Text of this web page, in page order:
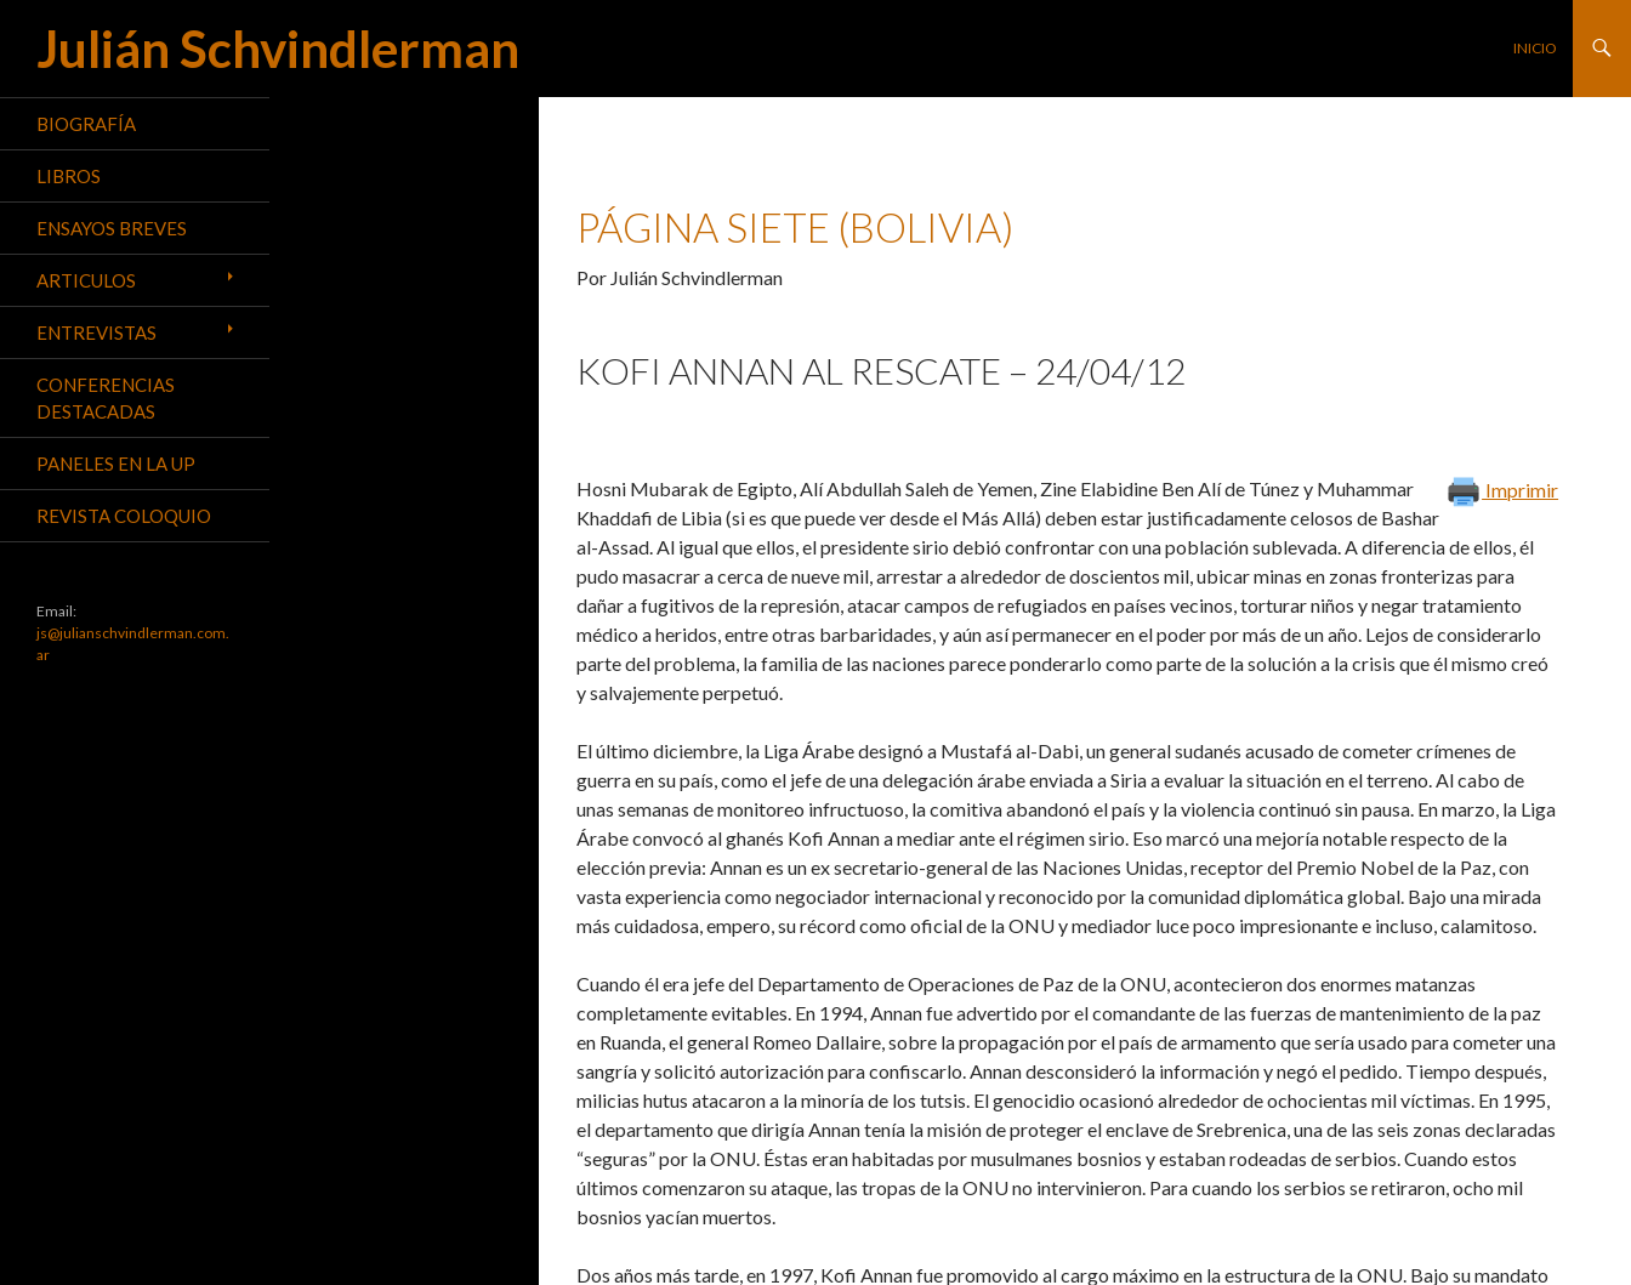
Julián Schvindlerman
Buscar SALTAR AL
INICIO
PÁGINA SIETE (BOLIVIA)
Por Julián Schvindlerman
KOFI ANNAN AL RESCATE – 24/04/12
Imprimir
Hosni Mubarak de Egipto, Alí Abdullah Saleh de Yemen, Zine Elabidine Ben Alí de Túnez y Muhammar
Khaddafi de Libia (si es que puede ver desde el Más Allá) deben estar justificadamente celosos de Bashar
al-Assad. Al igual que ellos, el presidente sirio debió confrontar con una población sublevada. A diferencia de ellos, él
pudo masacrar a cerca de nueve mil, arrestar a alrededor de doscientos mil, ubicar minas en zonas fronterizas para
dañar a fugitivos de la represión, atacar campos de refugiados en países vecinos, torturar niños y negar tratamiento
médico a heridos, entre otras barbaridades, y aún así permanecer en el poder por más de un año. Lejos de considerarlo
parte del problema, la familia de las naciones parece ponderarlo como parte de la solución a la crisis que él mismo creó
y salvajemente perpetuó.
El último diciembre, la Liga Árabe designó a Mustafá al-Dabi, un general sudanés acusado de cometer crímenes de
guerra en su país, como el jefe de una delegación árabe enviada a Siria a evaluar la situación en el terreno. Al cabo de
unas semanas de monitoreo infructuoso, la comitiva abandonó el país y la violencia continuó sin pausa. En marzo, la Liga
Árabe convocó al ghanés Kofi Annan a mediar ante el régimen sirio. Eso marcó una mejoría notable respecto de la
elección previa: Annan es un ex secretario-general de las Naciones Unidas, receptor del Premio Nobel de la Paz, con
vasta experiencia como negociador internacional y reconocido por la comunidad diplomática global. Bajo una mirada
más cuidadosa, empero, su récord como oficial de la ONU y mediador luce poco impresionante e incluso, calamitoso.
Cuando él era jefe del Departamento de Operaciones de Paz de la ONU, acontecieron dos enormes matanzas
completamente evitables. En 1994, Annan fue advertido por el comandante de las fuerzas de mantenimiento de la paz
en Ruanda, el general Romeo Dallaire, sobre la propagación por el país de armamento que sería usado para cometer una
sangría y solicitó autorización para confiscarlo. Annan desconsideró la información y negó el pedido. Tiempo después,
milicias hutus atacaron a la minoría de los tutsis. El genocidio ocasionó alrededor de ochocientas mil víctimas. En 1995,
el departamento que dirigía Annan tenía la misión de proteger el enclave de Srebrenica, una de las seis zonas declaradas
“seguras” por la ONU. Éstas eran habitadas por musulmanes bosnios y estaban rodeadas de serbios. Cuando estos
últimos comenzaron su ataque, las tropas de la ONU no intervinieron. Para cuando los serbios se retiraron, ocho mil
bosnios yacían muertos.
Dos años más tarde, en 1997, Kofi Annan fue promovido al cargo máximo en la estructura de la ONU. Bajo su mandato
BIOGRAFÍA
LIBROS
ENSAYOS BREVES
ARTICULOS
ENTREVISTAS
CONFERENCIAS
DESTACADAS
PANELES EN LA UP
REVISTA COLOQUIO
Email:
js@julianschvindlerman.com.
ar